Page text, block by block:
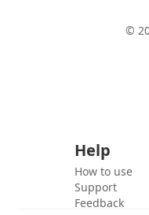
©
Help
How to use
Support
Feedback